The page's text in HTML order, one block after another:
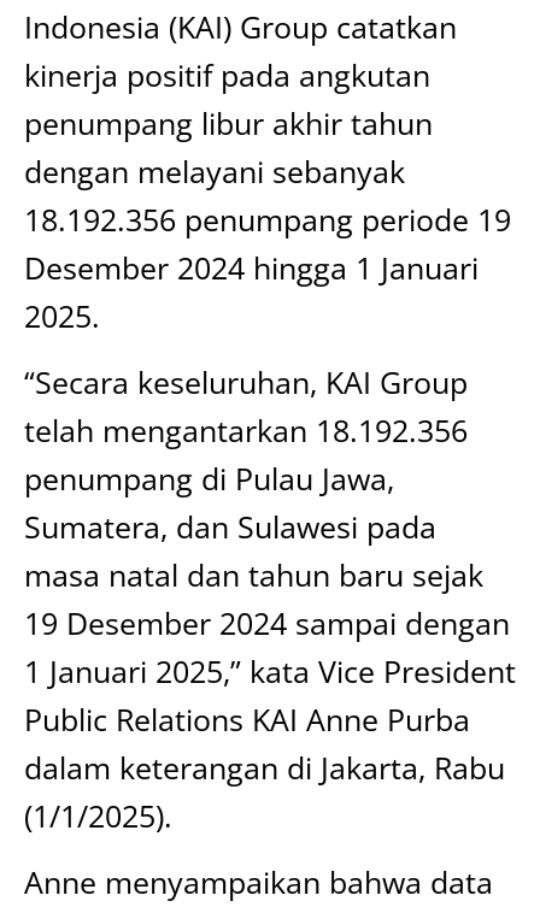
Indonesia (KAI) Group catatkan
kinerja positif pada angkutan
penumpang libur akhir tahun
dengan melayani sebanyak
18.192.356 penumpang periode 19
Desember 2024 hingga 1 Januari
2025.
“Secara keseluruhan, KAI Group
telah mengantarkan 18.192.356
penumpang di Pulau Jawa,
Sumatera, dan Sulawesi pada
masa natal dan tahun baru sejak
19 Desember 2024 sampai dengan
1 Januari 2025,” kata Vice President
Public Relations KAI Anne Purba
dalam keterangan di Jakarta, Rabu
(1/1/2025).
Anne menyampaikan bahwa data